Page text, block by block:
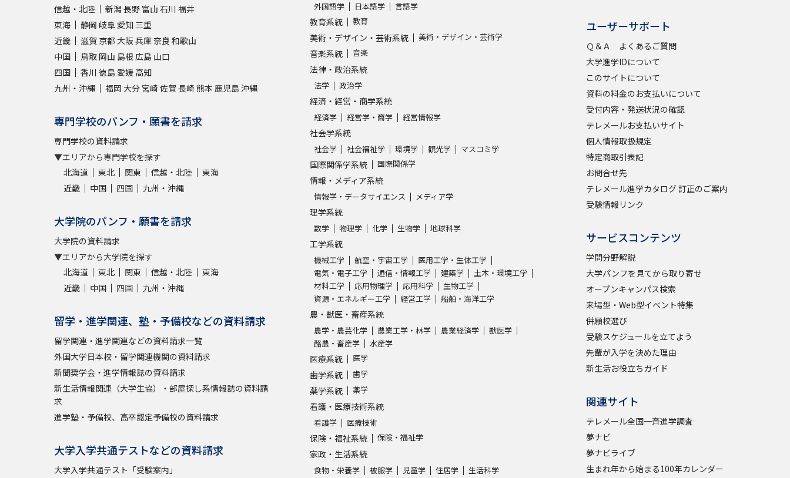
信越・北陸
新潟長野 富山 石川 福井
東海
静岡 岐阜 愛知 三重
近畿
滋賀 京都 大阪兵庫奈良 和歌山
中国
鳥取 岡山 島根 広島 山口
四国
香川 徳島 愛媛 高知
九州・沖縄
福岡 大分 宮崎 佐賀 長崎 熊本 鹿児島沖縄
専門学校のパンフ・願書を請求
専門学校の資料請求
▼エリアから専門学校を探す
北海道
東北 関東 信越・北陸
東海
近畿
中国 四国 九州・沖縄
大学院のパンフ・願書を請求
大学院の資料請求
▼エリアから大学院を探す
北海道
東北 関東 信越・北陸
東海
近畿
中国 四国 九州・沖縄
留学・進学関連、塾・予備校などの資料請求
留学関連・進学関連などの資料請求一覧
外国大学日本校・留学関連機関の資料請求
新聞奨学会・進学情報誌の資料請求
新生活情報関連（大学生協）・部屋探し系情報誌の資料請
求
進学塾・予備校、高卒認定予備校の資料請求
大学入学共通テストなどの資料請求
大学入学共通テスト「受験案内」
外国語学 日本語学 言語学
教育系統 教育
美術・デザイン・芸術系統 美術・デザイン・芸術学
音楽系統 音楽
法律・政治系統
法学 政治学
経済・経営・商学系統
経済学 経営学・商学 経営情報学
社会学系統
社会学 社会福祉学 環境学 観光学 マスコミ学
国際関係学系統 国際関係学
情報・メディア系統
情報学・データサイエンス メディア学
理学系統
数学 物理学 化学 生物学 地球科学
工学系統
機械工学 航空・宇宙工学
医用工学・生体工学
電気・電子工学
通信・情報工学 建築学
土木・環境工学
材料工学
応用物理学 応用科学
生物工学
資源・エネルギー工学
経営工学 船舶・海洋工学
農・獣医・畜産系統
農学・農芸化学 農業工学・林学 農業経済学
獣医学
酪農・畜産学
水産学
医療系統 医学
歯学系統 歯学
薬学系統 薬学
看護・医療技術系統
看護学 医療技術
保険・福祉系統 保険・福祉学
家政・生活系統
食物・栄養学 被服学 児童学 住居学 生活科学
ユーザーサポート
Ｑ＆Ａ よくあるご質問
大学進学IDについて
このサイトについて
資料の料金のお支払いについて
受付内容・発送状況の確認
テレメールお支払いサイト
個人情報取扱規定
特定商取引表記
お問合せ先
テレメール進学カタログ 訂正のご案内
受験情報リンク
サービスコンテンツ
学問分野解説
大学パンフを見てから取り寄せ
オープンキャンパス検索
来場型・Web型イベント特集
併願校選び
受験スケジュールを立てよう
先輩が入学を決めた理由
新生活お役立ちガイド
関連サイト
テレメール全国一斉進学調査
夢ナビ
夢ナビライブ
生まれ年から始まる100年カレンダー